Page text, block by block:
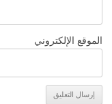
الموقع الإلكتروني